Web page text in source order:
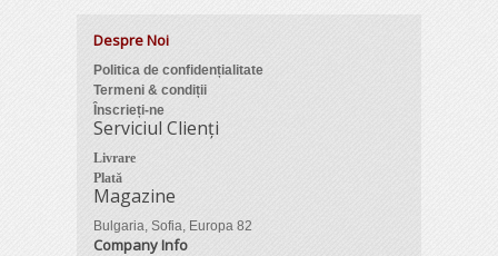
Despre Noi
Politica de confidențialitate
Termeni & condiții
Înscrieți-ne
Serviciul Clienți
Livrare
Plată
Magazine
Bulgaria, Sofia, Europa 82
Company Info